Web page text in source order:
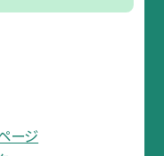
ージ